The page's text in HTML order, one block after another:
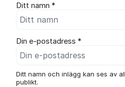
Ditt namn *
Din e-postadress *
Ditt namn och inlägg kan ses av
publikt.